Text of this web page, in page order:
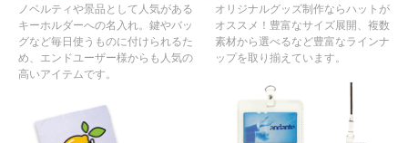
ノベルティや景品として人気がある
キーホルダーへの名入れ。鍵やバッ
グなど毎日使うものに付けられるた
め、エンドユーザー様からも人気の
高いアイテムです。
オリジナルグッズ制作ならハットが
オススメ！豊富なサイズ展開、複数
素材から選べるなど豊富なラインナ
ップを取り揃えています。